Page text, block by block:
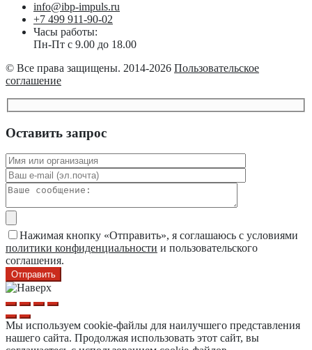
info@ibp-impuls.ru
+7 499 911-90-02
Часы работы:
Пн-Пт с 9.00 до 18.00
© Все права защищены. 2014-2026 Пользовательское
соглашение
Оставить запрос
Нажимая кнопку «Отправить», я соглашаюсь с условиями
политики конфиденциальности и пользовательского
соглашения.
Мы используем cookie-файлы для наилучшего представления
нашего сайта. Продолжая использовать этот сайт, вы